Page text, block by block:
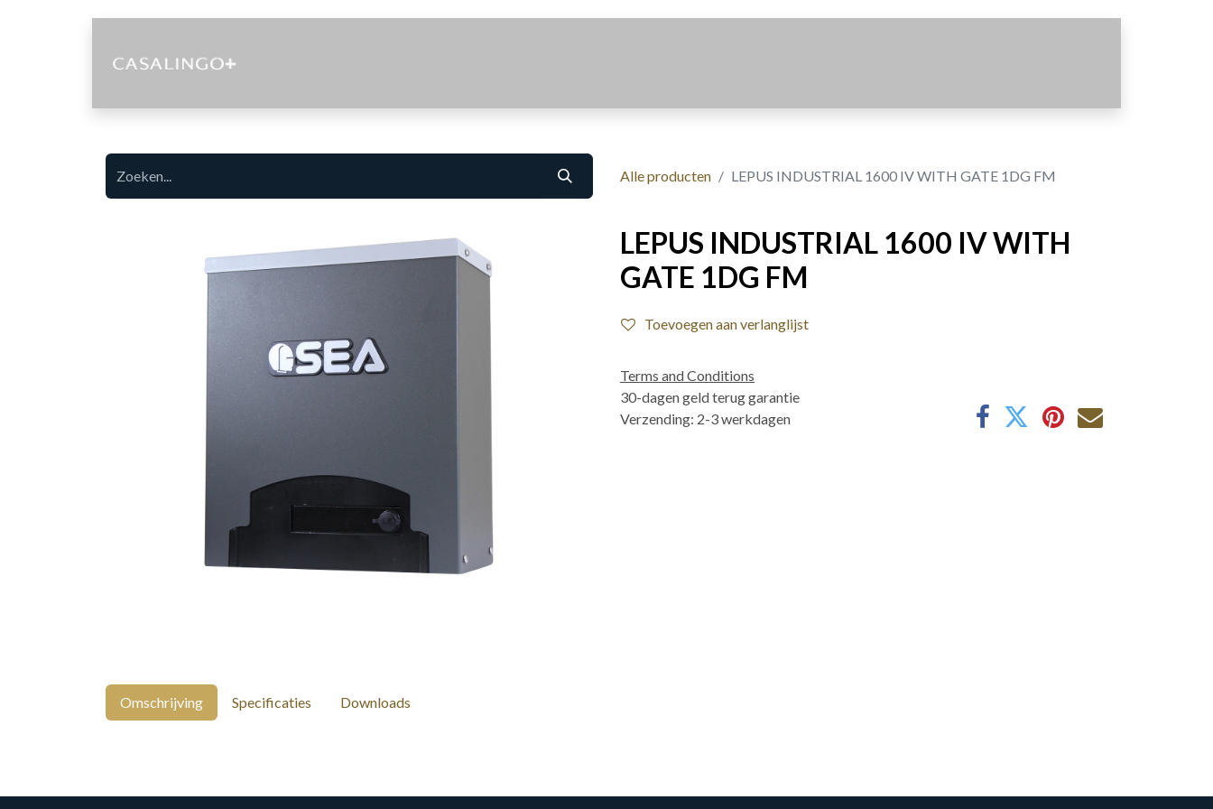
Alle producten LEPUS INDUSTRIAL 1600 IV WITH GATE 1DG FM
LEPUS INDUSTRIAL 1600 IV WITH
GATE 1DG FM
Toevoegen aan verlanglijst
Terms and Conditions
30-dagen geld terug garantie
Verzending: 2-3 werkdagen
Omschrijving Specificaties Downloads